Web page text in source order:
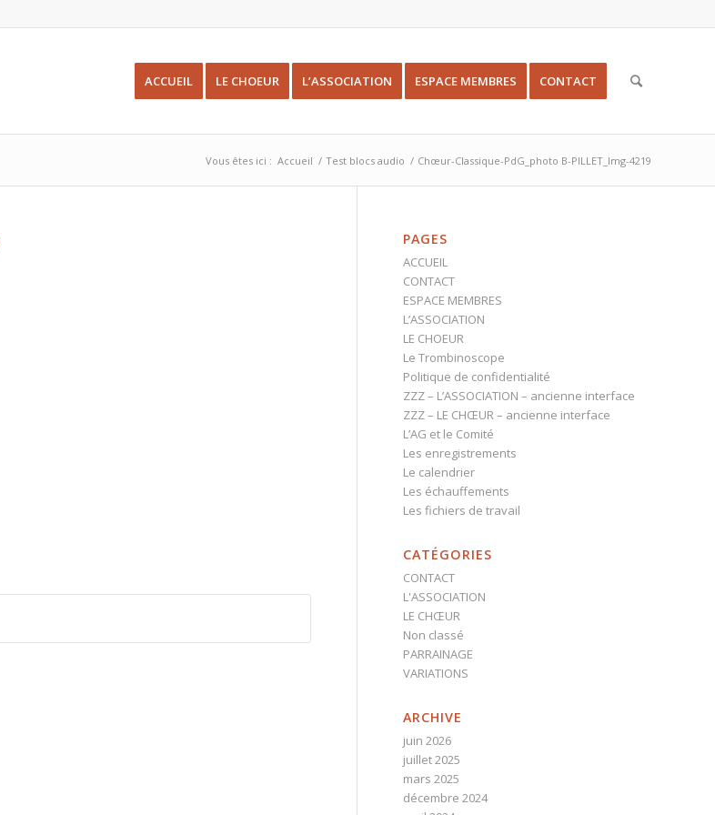
ACCUEIL LE CHOEUR L’ASSOCIATION ESPACE MEMBRES CONTACT
Vous êtes ici : Accueil / Test blocs audio / Chœur-Classique-PdG_photo B-PILLET_Img-4219
PAGES
ACCUEIL
CONTACT
ESPACE MEMBRES
L’ASSOCIATION
LE CHOEUR
Le Trombinoscope
Politique de confidentialité
ZZZ – L’ASSOCIATION – ancienne interface
ZZZ – LE CHŒUR – ancienne interface
L’AG et le Comité
Les enregistrements
Le calendrier
Les échauffements
Les fichiers de travail
CATÉGORIES
CONTACT
L'ASSOCIATION
LE CHŒUR
Non classé
PARRAINAGE
VARIATIONS
ARCHIVE
juin 2026
juillet 2025
mars 2025
décembre 2024